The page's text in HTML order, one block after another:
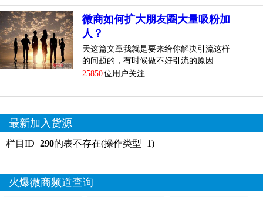
微商如何扩大朋友圈大量吸粉加
人？
天这篇文章我就是要来给你解决引流这样
的问题的，有时候做不好引流的原因…
25850位用户关注
最新加入货源
栏目ID=290的表不存在(操作类型=1)
火爆微商频道查询